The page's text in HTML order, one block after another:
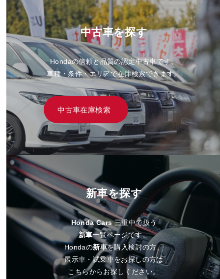
中古車を探す
Hondaの信頼と品質の認定中古車です。
車種・条件・エリアで在庫検索できます。
中古車在庫検索
新車を探す
Honda Cars三重中で扱う
新車一覧ページです。
Hondaの新車を購入検討の方、
展示車・試乗車をお探しの方は
こちらからお探しください。